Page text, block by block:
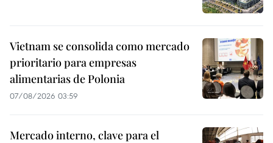
Vietnam se consolida como mercado
prioritario para empresas
alimentarias de Polonia
07/08/2026 03:59
Mercado interno, clave para el